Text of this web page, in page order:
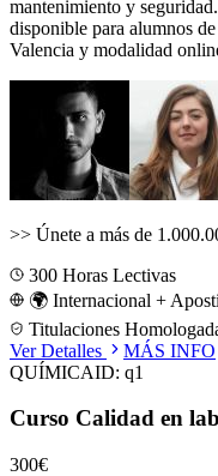
mantenimiento y seguridad.
disponible para alumnos de
Valencia y modalidad
>> Únete a más de
300 Horas Lectivas
🌍 Internacional +
Titulaciones
Ver Detalles
MÁS INFO
QUÍMICAID: q1
Curso Calidad en
300€